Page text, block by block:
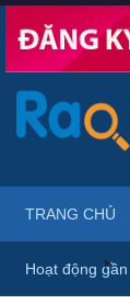
Trang chủ
TRANG CHỦ
Hoạt động